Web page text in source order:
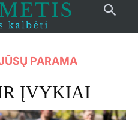
PARAMA
ĮVYKIAI